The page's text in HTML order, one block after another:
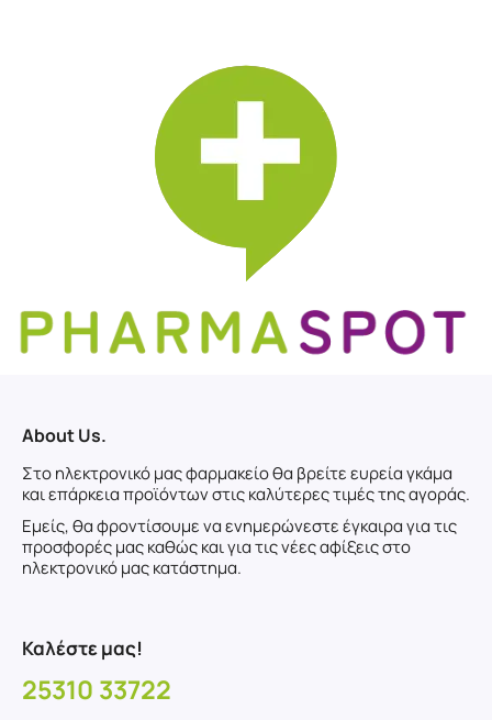
About Us.
Στο ηλεκτρονικό μας φαρμακείο θα βρείτε ευρεία γκάμα
και επάρκεια προϊόντων στις καλύτερες τιμές της αγοράς.
Εμείς, θα φροντίσουμε να ενημερώνεστε έγκαιρα για τις
προσφορές μας καθώς και για τις νέες αφίξεις στο
ηλεκτρονικό μας κατάστημα.
Καλέστε μας!
25310 33722